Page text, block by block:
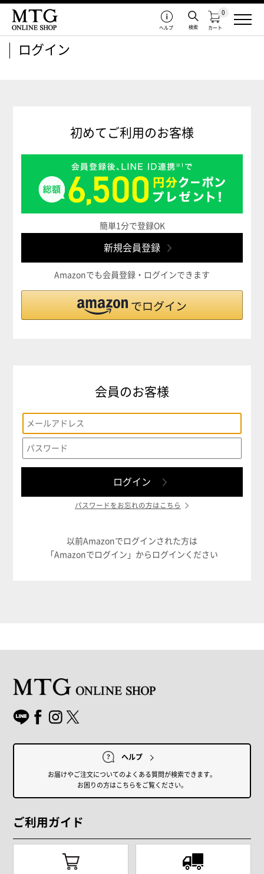
カート
0
検索
ヘルプ
ログイン
初めてご利用のお客様
簡単1分で登録OK
Amazonでも会員登録・ログインできます
会員のお客様
パスワードをお忘れの方はこちら
以前Amazonでログインされた方は
「Amazonでログイン」からログインください
ヘルプ
お届けやご注文についてのよくある質問が検索できます。
お困りの方はこちらをご覧ください。
ご利用ガイド